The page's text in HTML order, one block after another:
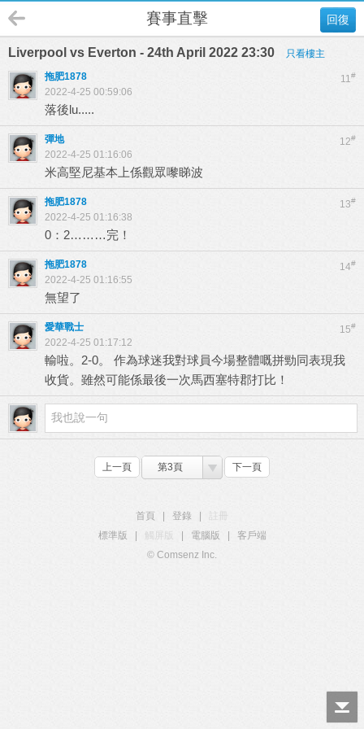
回復
賽事直擊
Liverpool vs Everton - 24th April 2022 23:30 只看樓主
11#
拖肥1878
2022-4-25 00:59:06
落後lu.....
12#
彈地
2022-4-25 01:16:06
米高堅尼基本上係觀眾嚟睇波
13#
拖肥1878
2022-4-25 01:16:38
0：2………完！
14#
拖肥1878
2022-4-25 01:16:55
無望了
15#
愛華戰士
2022-4-25 01:17:12
輸啦。2-0。 作為球迷我對球員今場整體嘅拼勁同表現我
收貨。雖然可能係最後一次馬西塞特郡打比！
上一頁 第3頁 下一頁
首頁 登錄
標準版
觸屏版 電腦版
客戶端
© Comsenz Inc.